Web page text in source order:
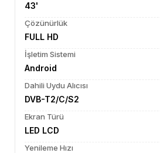
43'
Çözünürlük
FULL HD
İşletim Sistemi
Android
Dahili Uydu Alıcısı
DVB-T2/C/S2
Ekran Türü
LED LCD
Yenileme Hızı